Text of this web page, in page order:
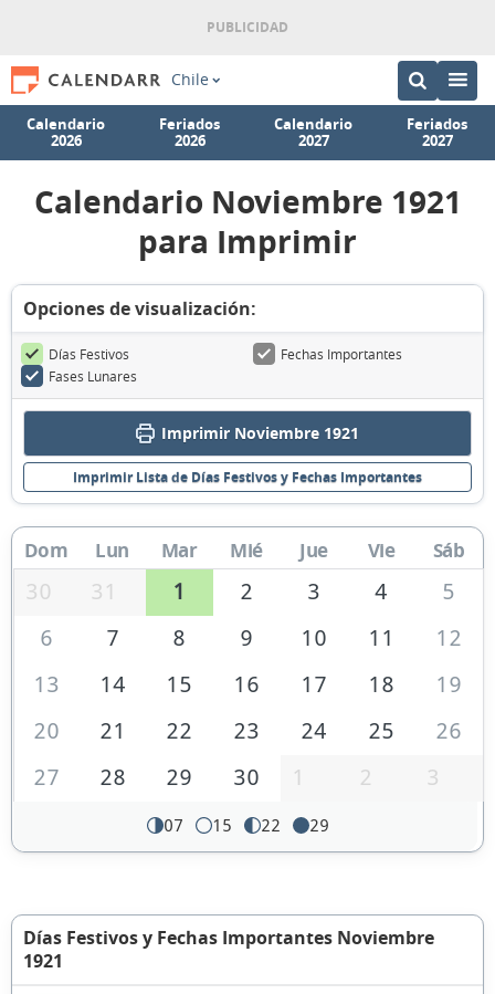
Chile
Calendario
2026
Feriados
2026
Calendario
2027
Feriados
2027
Calendario Noviembre 1921
para Imprimir
Opciones de visualización:
Días Festivos
Fechas Importantes
Fases Lunares
Imprimir Noviembre 1921
Imprimir Lista de Días Festivos y Fechas Importantes
Dom Lun Mar Mié Jue Vie Sáb
30 31 1 2 3 4
5
6
7 8 9 10 11
12
13
14 15 16 17 18
19
20
21 22 23 24 25
26
27
28 29 30 1 2 3
07 15 22 29
Días Festivos y Fechas Importantes Noviembre
1921